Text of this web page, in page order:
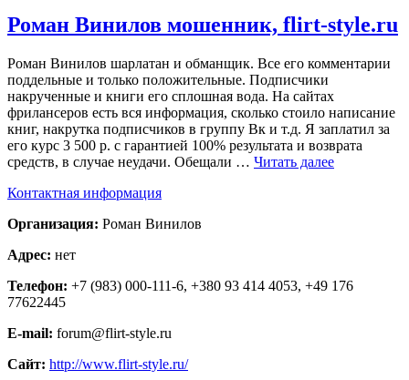
Роман Винилов мошенник, flirt-style.ru
Роман Винилов шарлатан и обманщик. Все его комментарии
поддельные и только положительные. Подписчики
накрученные и книги его сплошная вода. На сайтах
фрилансеров есть вся информация, сколько стоило написание
книг, накрутка подписчиков в группу Вк и т.д. Я заплатил за
его курс 3 500 р. с гарантией 100% результата и возврата
средств, в случае неудачи. Обещали … Читать далее
Контактная информация
Организация: Роман Винилов
Адрес: нет
Телефон: +7 (983) 000-111-6, +380 93 414 4053, +49 176
77622445
E-mail: forum@flirt-style.ru
Сайт: http://www.flirt-style.ru/